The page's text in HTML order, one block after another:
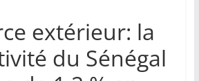
extérieur: la
du Sénégal